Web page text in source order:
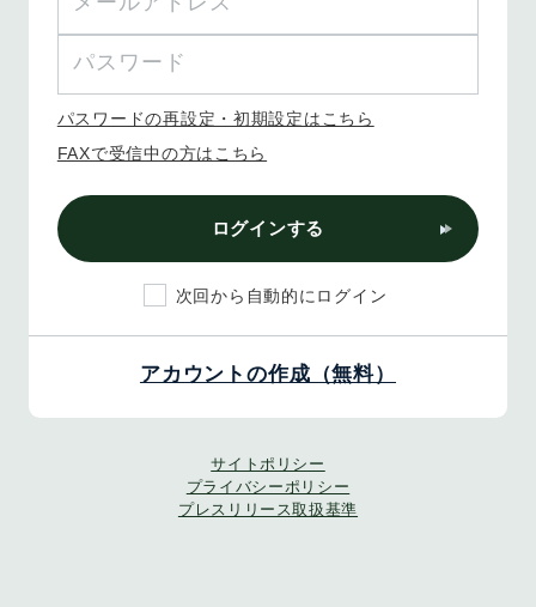
パスワードの再設定・初期設定はこちら
FAXで受信中の方はこちら
ログインする
次回から自動的にログイン
アカウントの作成（無料）
サイトポリシー
プライバシーポリシー
プレスリリース取扱基準